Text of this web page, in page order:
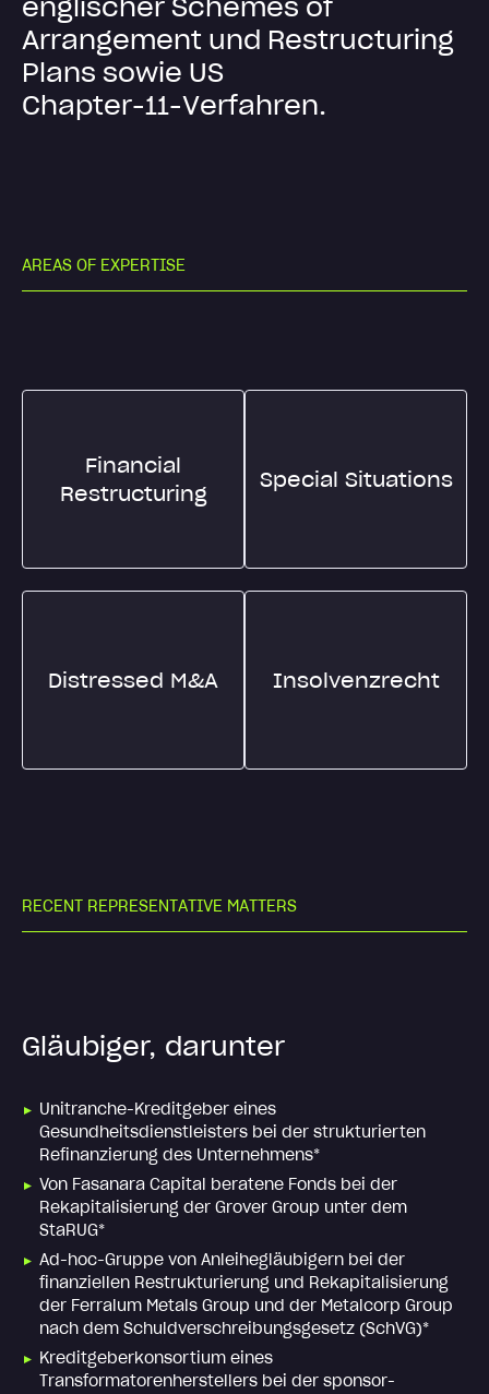
eng ischerSchemes of
Arrangement und Restructuring
Plans sowie US
Chapter-11-Verfahren.
AREAS OF EXPERTISE
Financial
Restructuring
Special Situations
Distressed M&A Insolvenzrecht
RECENT REPRESENTATIVE MATTERS
Gläubiger, darunter
Unitranche-Kreditgeber eines
Gesundheitsdienstleisters bei der strukturierten
Refinanzierung des Unternehmens*
Von Fasanara Capital beratene Fonds bei der
Rekapitalisierung der Grover Group unter dem
StaRUG*
Ad-hoc-Gruppe von Anleihegläubigern bei der
finanziellen Restrukturierung und Rekapitalisierung
der Ferralum Metals Group und der Metalcorp Group
nach dem Schuldverschreibungsgesetz (SchVG)*
Kreditgeberkonsortium eines
Transformatorenherstellers bei der sponsor-